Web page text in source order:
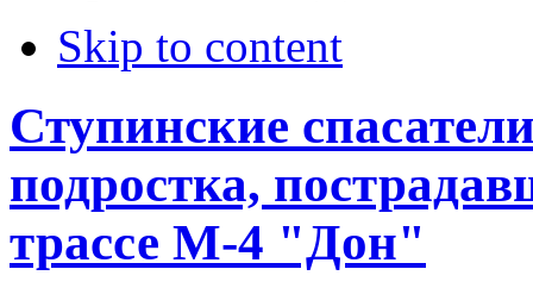
Skip to content
Ступинские
подростка,
трассе М-4 "Дон"